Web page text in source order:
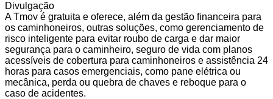
Divulgação
A Tmov é gratuita e oferece, além da gestão financeira para
os caminhoneiros, outras soluções, como gerenciamento de
risco inteligente para evitar roubo de carga e dar maior
segurança para o caminheiro, seguro de vida com planos
acessíveis de cobertura para caminhoneiros e assistência 24
horas para casos emergenciais, como pane elétrica ou
mecânica, perda ou quebra de chaves e reboque para o
caso de acidentes.